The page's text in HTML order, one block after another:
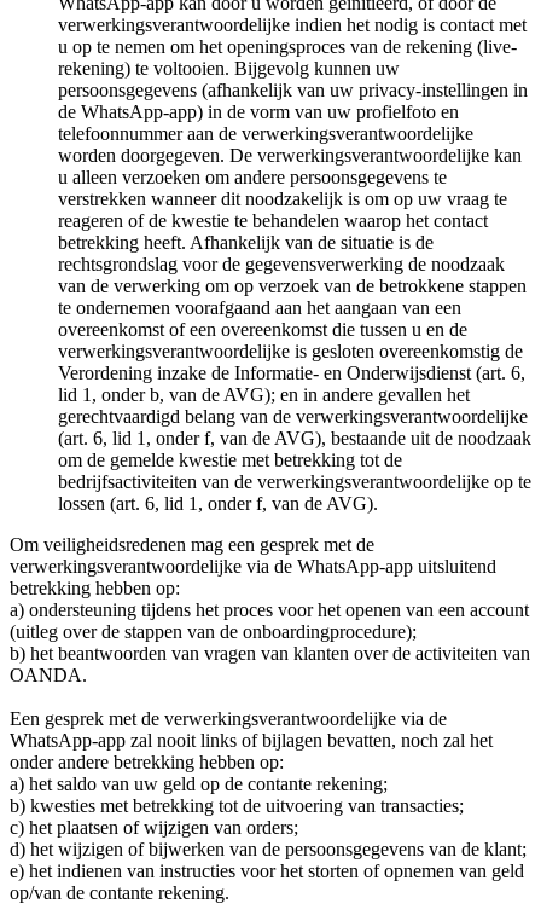
verwerkingsverantwoordelijke indien het nodig is contact met
u op te nemen om het openingsproces van de rekening (live-
rekening) te voltooien. Bijgevolg kunnen uw
persoonsgegevens (afhankelijk van uw privacy-instellingen in
de WhatsApp-app) in de vorm van uw profielfoto en
telefoonnummer aan de verwerkingsverantwoordelijke
worden doorgegeven. De verwerkingsverantwoordelijke kan
u alleen verzoeken om andere persoonsgegevens te
verstrekken wanneer dit noodzakelijk is om op uw vraag te
reageren of de kwestie te behandelen waarop het contact
betrekking heeft. Afhankelijk van de situatie is de
rechtsgrondslag voor de gegevensverwerking de noodzaak
van de verwerking om op verzoek van de betrokkene stappen
te ondernemen voorafgaand aan het aangaan van een
overeenkomst of een overeenkomst die tussen u en de
verwerkingsverantwoordelijke is gesloten overeenkomstig de
Verordening inzake de Informatie- en Onderwijsdienst (art. 6,
lid 1, onder b, van de AVG); en in andere gevallen het
gerechtvaardigd belang van de verwerkingsverantwoordelijke
(art. 6, lid 1, onder f, van de AVG), bestaande uit de noodzaak
om de gemelde kwestie met betrekking tot de
bedrijfsactiviteiten van de verwerkingsverantwoordelijke op te
lossen (art. 6, lid 1, onder f, van de AVG).
Om veiligheidsredenen mag een gesprek met de
verwerkingsverantwoordelijke via de WhatsApp-app uitsluitend
betrekking hebben op:
a) ondersteuning tijdens het proces voor het openen van een account
(uitleg over de stappen van de onboardingprocedure);
b) het beantwoorden van vragen van klanten over de activiteiten van
OANDA.
Een gesprek met de verwerkingsverantwoordelijke via de
WhatsApp-app zal nooit links of bijlagen bevatten, noch zal het
onder andere betrekking hebben op:
a) het saldo van uw geld op de contante rekening;
b) kwesties met betrekking tot de uitvoering van transacties;
c) het plaatsen of wijzigen van orders;
d) het wijzigen of bijwerken van de persoonsgegevens van de klant;
e) het indienen van instructies voor het storten of opnemen van geld
op/van de contante rekening.